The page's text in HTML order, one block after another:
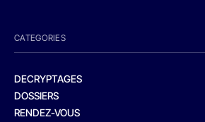
CATEGORIES
DECRYPTAGES
DOSSIERS
RENDEZ-VOUS